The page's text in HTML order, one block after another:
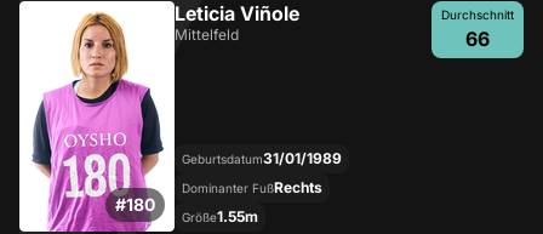
#180
Leticia Viñole
Mittelfeld
Durchschnitt
66
Geburtsdatum31/01/1989
Dominanter FußRechts
Größe1.55m